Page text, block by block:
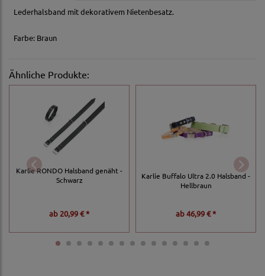
Lederhalsband mit dekorativem Nietenbesatz.
Farbe: Braun
Ähnliche Produkte:
Karlie RONDO Halsband genäht -
Schwarz
ab 20,99 € *
Karlie Buffalo Ultra 2.0 Halsband -
Hellbraun
ab46,99 € *